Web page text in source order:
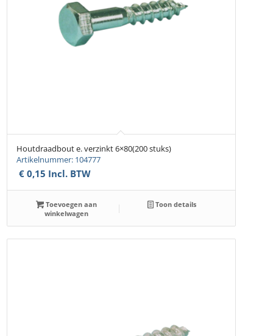
Houtdraadbout e. verzinkt 6×80(200 stuks)
Artikelnummer: 104777
€ 0,15 Incl. BTW
Toevoegen aan
winkelwagen
Toon details